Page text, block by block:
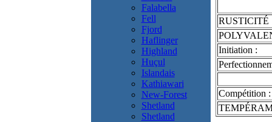
Falabella
Fell
Fjord
Haflinger
Highland
Huçul
Islandais
Kathiawari
New-Forest
Shetland
Shetland
RUSTICITÉ
Initiation :
Compétition :